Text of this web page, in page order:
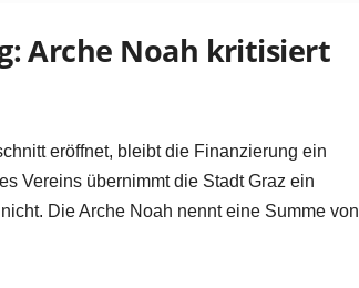
Arche Noah kritisiert
eröffnet, bleibt die Finanzierung ein
Vereins übernimmt die Stadt Graz ein
Die Arche Noah nennt eine Summe von